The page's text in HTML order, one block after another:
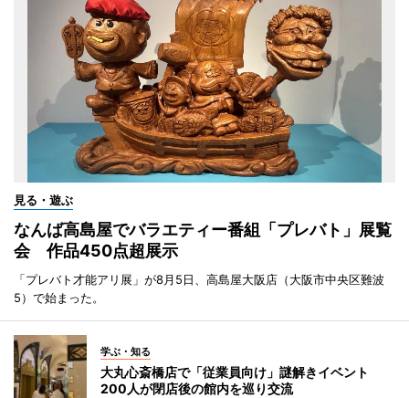
見る・遊ぶ
なんば高島屋でバラエティー番組「プレバト」展覧
会 作品450点超展示
「プレバト才能アリ展」が8月5日、高島屋大阪店（大阪市中央区難波
5）で始まった。
学ぶ・知る
大丸心斎橋店で「従業員向け」謎解きイベント
200人が閉店後の館内を巡り交流